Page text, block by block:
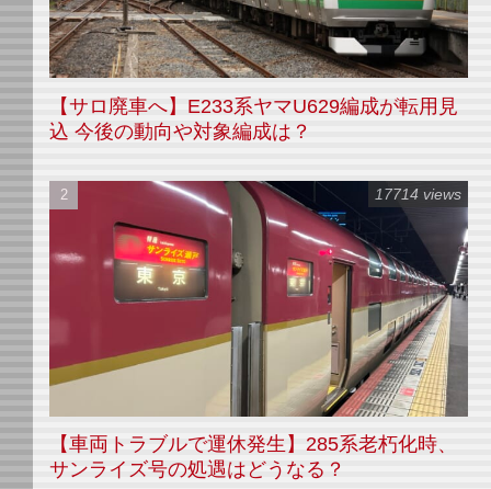
【サロ廃車へ】E233系ヤマU629編成が転用見
込 今後の動向や対象編成は？
【車両トラブルで運休発生】285系老朽化時、
サンライズ号の処遇はどうなる？
17714 views